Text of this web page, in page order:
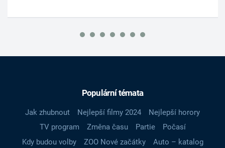
Populární témata
Jak zhubnout Nejlepší filmy 2024
Nejlepší horory
TV program
Změna času Partie
Počasí
Kdy budou volby
ZOO Nové začátky
Auto – katalog